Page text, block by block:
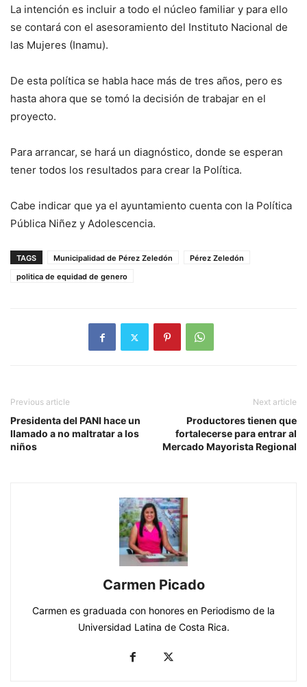
La intención es incluir a todo el núcleo familiar y para ello
se contará con el asesoramiento del Instituto Nacional de
las Mujeres (Inamu).
De esta política se habla hace más de tres años, pero es
hasta ahora que se tomó la decisión de trabajar en el
proyecto.
Para arrancar, se hará un diagnóstico, donde se esperan
tener todos los resultados para crear la Política.
Cabe indicar que ya el ayuntamiento cuenta con la Política
Pública Niñez y Adolescencia.
TAGS Municipalidad de Pérez Zeledón
Pérez Zeledón
politica de equidad de genero
Previous article
Presidenta del PANI hace un
llamado a no maltratar a los
niños
Next article
Productores tienen que
fortalecerse para entrar al
Mercado Mayorista Regional
Carmen Picado
Carmen es graduada con honores en Periodismo de la
Universidad Latina de Costa Rica.